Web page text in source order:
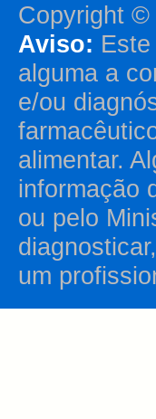
Copyright ©
Aviso:
alguma a
e/ou
alimentar.
informação
ou pelo
um